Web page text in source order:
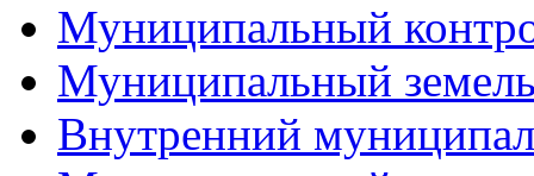
Муниципальный
Муниципальный
Внутренний